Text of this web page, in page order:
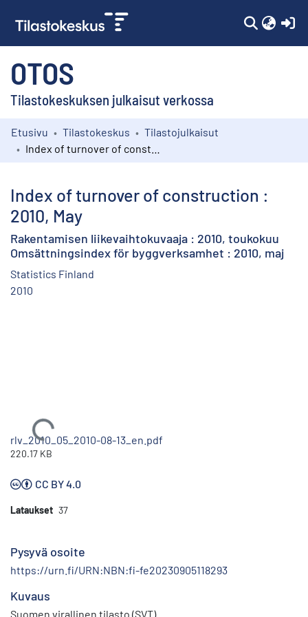
OTOS
Tilastokeskuksen julkaisut verkossa
Kokoelmat
Etusivu Tilastokeskus
Tilastojulkaisut
Index of turnover of construction :
2010, May
Rakentamisen liikevaihtokuvaaja : 2010, toukokuu
Omsättningsindex för byggverksamhet : 2010, maj
Statistics Finland
2010
Ladataan...
rlv_2010_05_2010-08-13_en.pdf
220.17 KB
CC BY 4.0
Lataukset 37
Pysyvä osoite
https://urn.fi/URN:NBN:fi-fe20230905118293
Kuvaus
Suomen virallinen tilasto (SVT)